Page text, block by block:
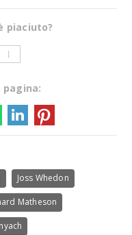
piaciuto?
1
pagina:
Joss Whedon
Matheson